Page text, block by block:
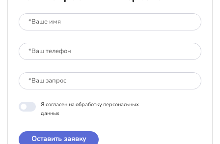
Я согласен на обработку персональных
данных
Оставить заявку